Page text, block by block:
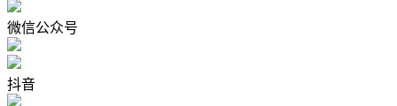
微信公众号
抖音